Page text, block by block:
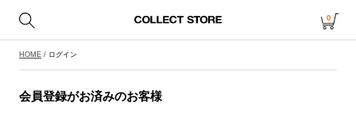
0
HOME / ログイン
会員登録がお済みのお客様